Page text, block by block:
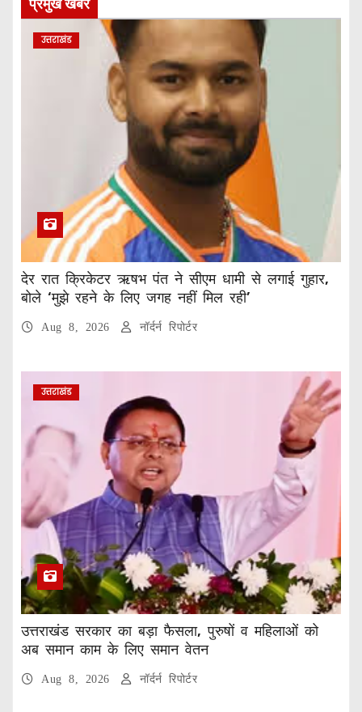
प्रमुख खबरे
उत्तराखंड
देर रात क्रिकेटर ऋषभ पंत ने सीएम धामी से लगाई गुहार,
बोले ‘मुझे रहने के लिए जगह नहीं मिल रही’
Aug 8, 2026 नॉर्दर्न रिपोर्टर
उत्तराखंड
उत्तराखंड सरकार का बड़ा फैसला, पुरुषों व महिलाओं को
अब समान काम के लिए समान वेतन
Aug 8, 2026 नॉर्दर्न रिपोर्टर